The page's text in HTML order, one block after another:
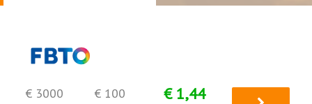
€ 3000 € 100 € 1,44